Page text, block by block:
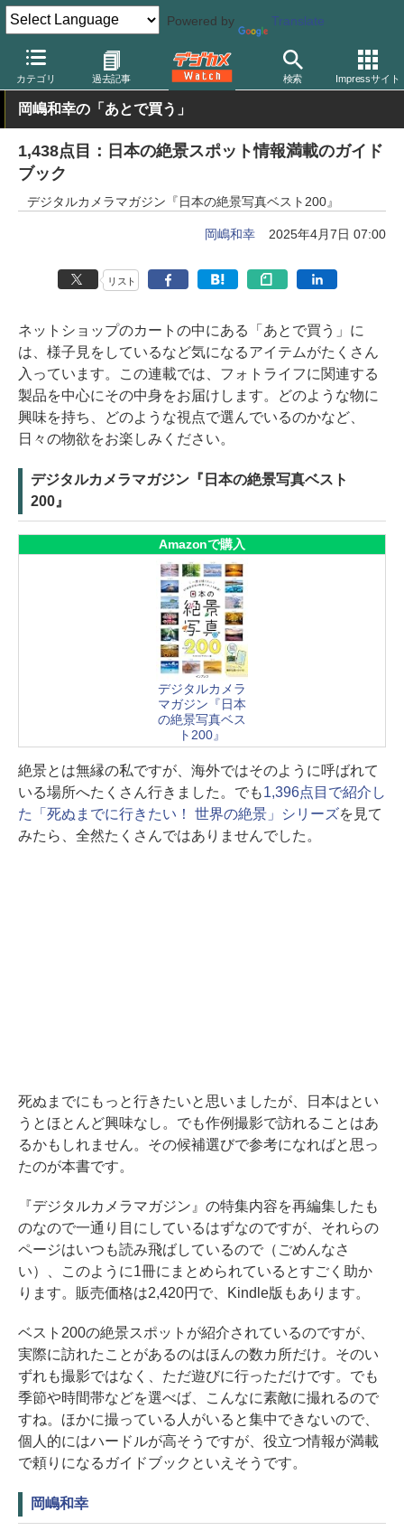
Powered by Translate
カテゴリ 過去記事 検索 Impressサイト
デジカメ Watch 撮影情報 風景
岡嶋和幸の「あとで買う」
1,438点目：日本の絶景スポット情報満載のガイド
ブック
デジタルカメラマガジン『日本の絶景写真ベスト200』
岡嶋和幸 2025年4月7日 07:00
リスト
ネットショップのカートの中にある「あとで買う」に
は、様子見をしているなど気になるアイテムがたくさん
入っています。この連載では、フォトライフに関連する
製品を中心にその中身をお届けします。どのような物に
興味を持ち、どのような視点で選んでいるのかなど、
日々の物欲をお楽しみください。
デジタルカメラマガジン『日本の絶景写真ベスト
200』
Amazonで購入
デジタルカメラ
マガジン『日本
の絶景写真ベス
ト200』
絶景とは無縁の私ですが、海外ではそのように呼ばれて
いる場所へたくさん行きました。でも1,396点目で紹介し
た「死ぬまでに行きたい！ 世界の絶景」シリーズを見て
みたら、全然たくさんではありませんでした。
死ぬまでにもっと行きたいと思いましたが、日本はとい
うとほとんど興味なし。でも作例撮影で訪れることはあ
るかもしれません。その候補選びで参考になればと思っ
たのが本書です。
『デジタルカメラマガジン』の特集内容を再編集したも
のなので一通り目にしているはずなのですが、それらの
ページはいつも読み飛ばしているので（ごめんなさ
い）、このように1冊にまとめられているとすごく助か
ります。販売価格は2,420円で、Kindle版もあります。
ベスト200の絶景スポットが紹介されているのですが、
実際に訪れたことがあるのはほんの数カ所だけ。そのい
ずれも撮影ではなく、ただ遊びに行っただけです。でも
季節や時間帯などを選べば、こんなに素敵に撮れるので
すね。ほかに撮っている人がいると集中できないので、
個人的にはハードルが高そうですが、役立つ情報が満載
で頼りになるガイドブックといえそうです。
岡嶋和幸